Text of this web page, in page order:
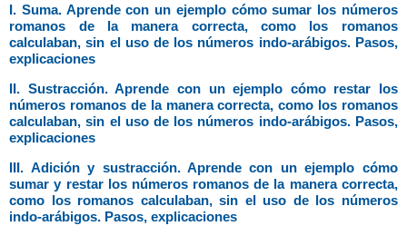
I. Suma. Aprende con un ejemplo cómo sumar los números
romanos de la manera correcta, como los romanos
calculaban, sin el uso de los números indo-arábigos. Pasos,
explicaciones
II. Sustracción. Aprende con un ejemplo cómo restar los
números romanos de la manera correcta, como los romanos
calculaban, sin el uso de los números indo-arábigos. Pasos,
explicaciones
III. Adición y sustracción. Aprende con un ejemplo cómo
sumar y restar los números romanos de la manera correcta,
como los romanos calculaban, sin el uso de los números
indo-arábigos. Pasos, explicaciones